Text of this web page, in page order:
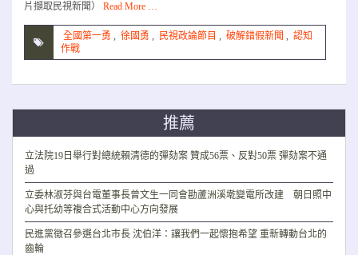
片擷取民視新聞） Read More …
全國第一勇 , 徐國勇 , 民視政論節目 , 破解錯假新聞 , 認知
作戰
推薦
立法院19日舉行對總統賴清德的彈劾案 贊成56票、反對50票 彈劾案不通
過
立委林淑芬與台電董事長曾文生一同會勘蘆洲溪墘變電所改建 朝日照中
心與托幼等複合式活動中心方向發展
民進黨徵召參選台北市長 沈伯洋：讓我們一起懷抱希望 重新轉動台北的
齒輪